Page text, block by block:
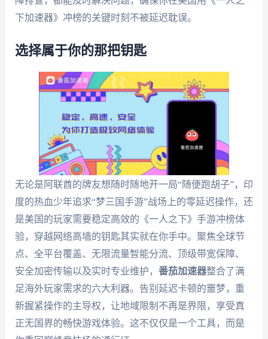
下加速器》冲榜的关键时刻不被延迟耽误。
选择属于你的那把钥匙
无论是阿联酋的牌友想随时随地开一局“随便跑胡子”，印
度的热血少年追求“梦三国手游”战场上的零延迟操作，还
是美国的玩家需要稳定高效的《一人之下》手游冲榜体
验，穿越网络高墙的钥匙其实就在你手中。聚焦全球节
点、全平台覆盖、无限流量智能分流、顶级带宽保障、
安全加密传输以及实时专业维护， 番茄加速器整合了满
足海外玩家需求的六大利器。告别延迟卡顿的噩梦，重
新握紧操作的主导权，让地域限制不再是界限，享受真
正无国界的畅快游戏体验。这不仅仅是一个工具，而是